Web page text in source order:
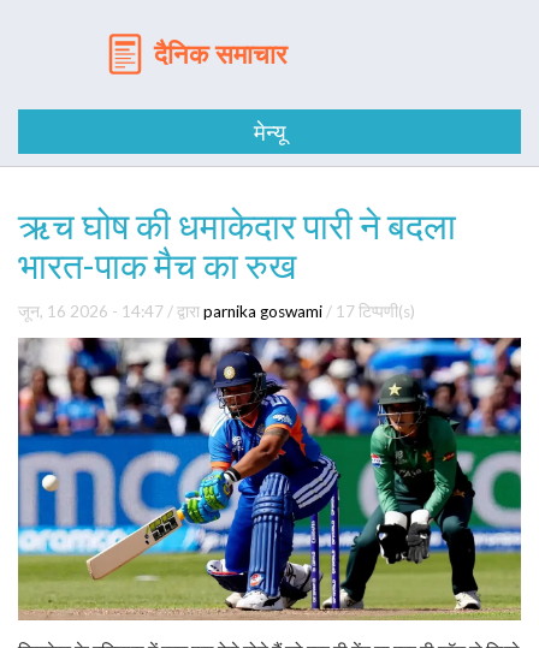
मेन्यू
ऋच घोष की धमाकेदार पारी ने बदला
भारत-पाक मैच का रुख
जून, 16 2026 - 14:47 / द्वाराparnika goswami / 17 टिप्पणी(s)